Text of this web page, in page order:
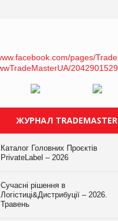
ЖУРНАЛ TRADEMASTER
Каталог Головних Проєктів
PrivateLabel – 2026
Сучасні рішення в
Логістиці&Дистрибуції – 2026.
Травень